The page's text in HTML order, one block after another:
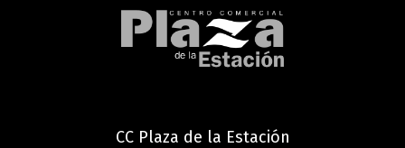
CC Plaza de la Estación